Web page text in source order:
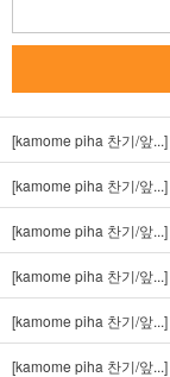
[kamome piha 찬기/앞...]
[kamome piha 찬기/앞...]
[kamome piha 찬기/앞...]
[kamome piha 찬기/앞...]
[kamome piha 찬기/앞...]
[kamome piha 찬기/앞...]